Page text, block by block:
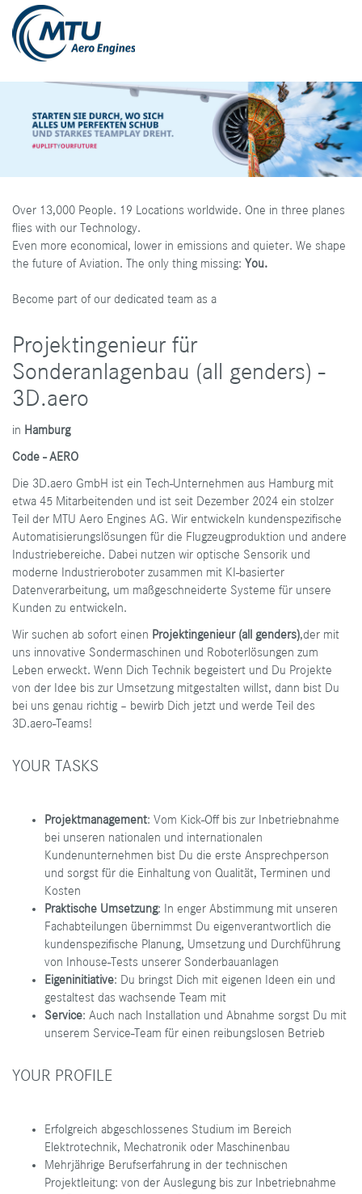
Over 13,000 People. 19 Locations worldwide. One in three planes
flies with our Technology.
Even more economical, lower in emissions and quieter. We shape
the future of Aviation. The only thing missing: You.
Become part of our dedicated team as a
Projektingenieur für
Sonderanlagenbau (all genders) -
3D.aero
​in Hamburg
Code - AERO
Die 3D.aero GmbH ist ein Tech-Unternehmen aus Hamburg mit
etwa 45 Mitarbeitenden und ist seit Dezember 2024 ein stolzer
Teil der MTU Aero Engines AG. Wir entwickeln kundenspezifische
Automatisierungslösungen für die Flugzeugproduktion und andere
Industriebereiche. Dabei nutzen wir optische Sensorik und
moderne Industrieroboter zusammen mit KI-basierter
Datenverarbeitung, um maßgeschneiderte Systeme für unsere
Kunden zu entwickeln.
Wir suchen ab sofort einen Projektingenieur (all genders),der mit
uns innovative Sondermaschinen und Roboterlösungen zum
Leben erweckt. Wenn Dich Technik begeistert und Du Projekte
von der Idee bis zur Umsetzung mitgestalten willst, dann bist Du
bei uns genau richtig – bewirb Dich jetzt und werde Teil des
3D.aero-Teams!
YOUR TASKS
Projektmanagement: Vom Kick-Off bis zur Inbetriebnahme
bei unseren nationalen und internationalen
Kundenunternehmen bist Du die erste Ansprechperson
und sorgst für die Einhaltung von Qualität, Terminen und
Kosten
Praktische Umsetzung: In enger Abstimmung mit unseren
Fachabteilungen übernimmst Du eigenverantwortlich die
kundenspezifische Planung, Umsetzung und Durchführung
von Inhouse-Tests unserer Sonderbauanlagen
Eigeninitiative: Du bringst Dich mit eigenen Ideen ein und
gestaltest das wachsende Team mit
Service: Auch nach Installation und Abnahme sorgst Du mit
unserem Service-Team für einen reibungslosen Betrieb
YOUR PROFILE
Erfolgreich abgeschlossenes Studium im Bereich
Elektrotechnik, Mechatronik oder Maschinenbau
Mehrjährige Berufserfahrung in der technischen
Projektleitung: von der Auslegung bis zur Inbetriebnahme